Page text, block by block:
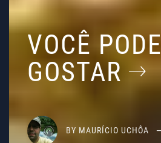
VOCÊ PODE
GOSTAR
BY MAURÍCIO UCHÔA